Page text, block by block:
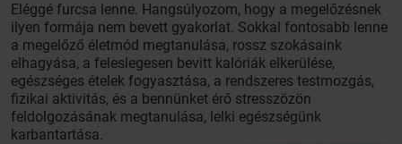
Eléggé furcsa lenne. Hangsúlyozom, hogy a megelőzésnek
ilyen formája nem bevett gyakorlat. Sokkal fontosabb lenne
a megelőző életmód megtanulása, rossz szokásaink
elhagyása, a feleslegesen bevitt kalóriák elkerülése,
egészséges ételek fogyasztása, a rendszeres testmozgás,
fizikai aktivitás, és a bennünket érő stresszözön
feldolgozásának megtanulása, lelki egészségünk
karbantartása.